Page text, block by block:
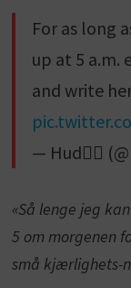
For as long
up at 5 a.m.
and write
— Hud✌🏽️
«Så lenge jeg
5 om morgenen
små kjærlighets-